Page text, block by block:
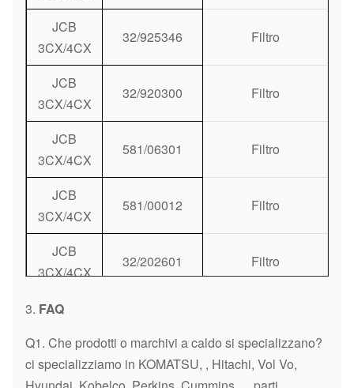
JCB
3CX/4CX
32/925346 Filtro
JCB
3CX/4CX
32/920300 Filtro
JCB
3CX/4CX
581/06301 Filtro
JCB
3CX/4CX
581/00012 Filtro
JCB
3CX/4CX
32/202601 Filtro
JCB
JCB
32/925682
3. FAQ
Q1. Che prodotti o marchivi a caldo si specializzano?
ci specializziamo in KOMATSU, , Hitachi, Vol Vo,